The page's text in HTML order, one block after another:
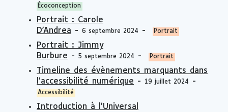
Écoconception
Portrait : Carole
D'Andrea - 6 septembre 2024 - Portrait
Portrait : Jimmy
Burbure - 5 septembre 2024 - Portrait
Timeline des évènements marquants dans
l'accessibilité numérique - 19 juillet 2024 -
Accessibilité
Introduction à l'Universal